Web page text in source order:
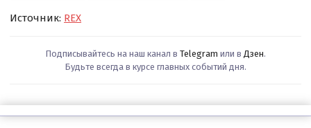
Источник: REX
Подписывайтесь на наш канал в Telegram или в Дзен.
Будьте всегда в курсе главных событий дня.